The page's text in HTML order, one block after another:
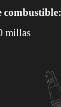
combustible:
millas